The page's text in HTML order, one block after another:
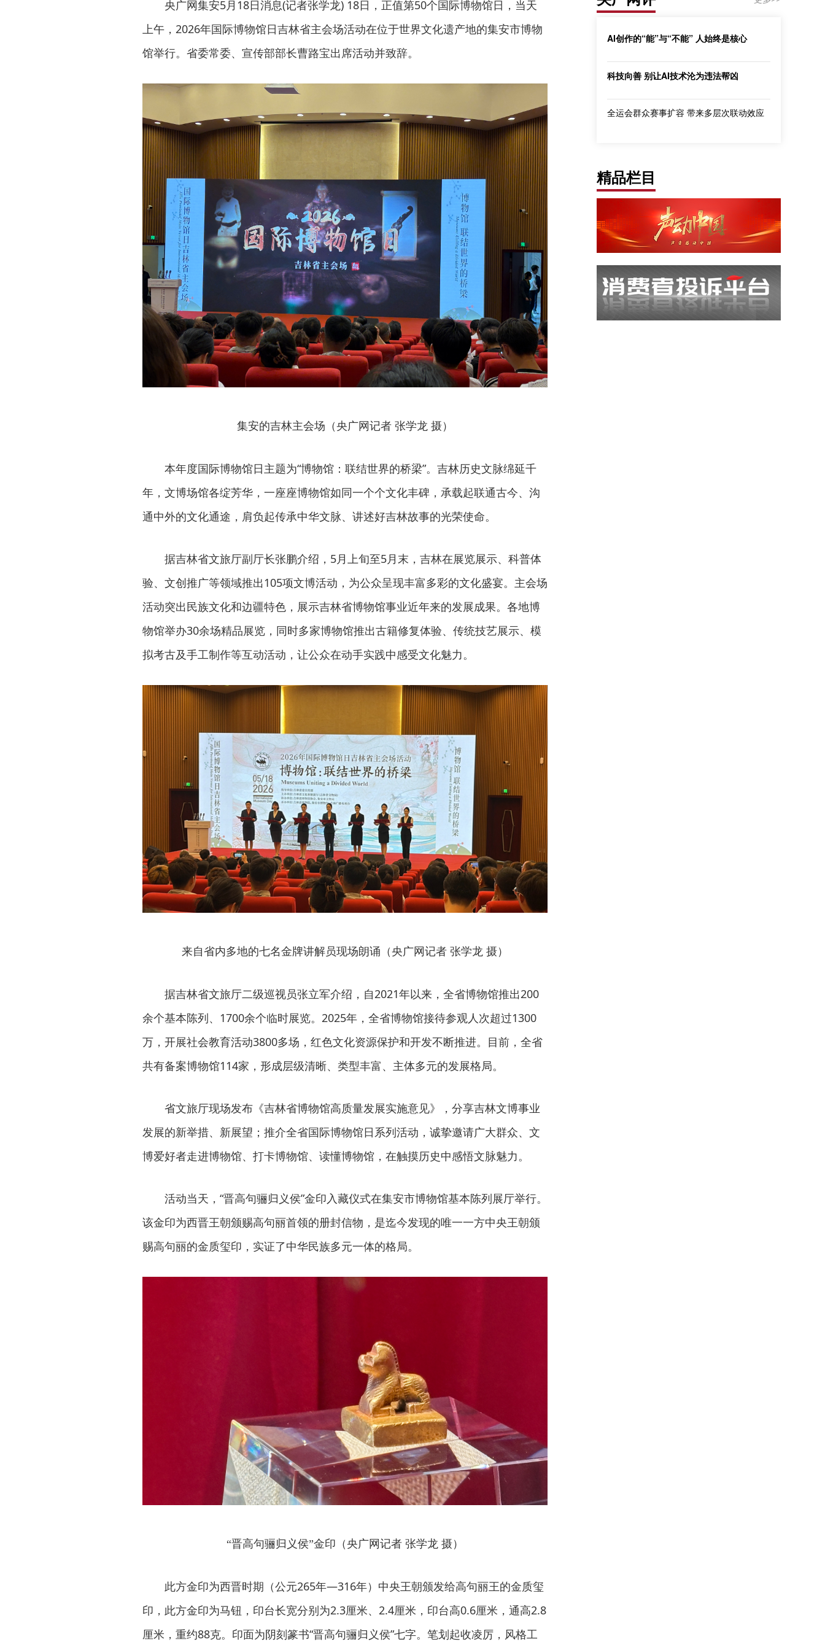
央广网集安5月18日消息(记者张学龙) 18日，正值第50个国际博物馆日，当天
上午，2026年国际博物馆日吉林省主会场活动在位于世界文化遗产地的集安市博物
馆举行。省委常委、宣传部部长曹路宝出席活动并致辞。
集安的吉林主会场（央广网记者 张学龙 摄）
本年度国际博物馆日主题为“博物馆：联结世界的桥梁”。吉林历史文脉绵延千
年，文博场馆各绽芳华，一座座博物馆如同一个个文化丰碑，承载起联通古今、沟
通中外的文化通途，肩负起传承中华文脉、讲述好吉林故事的光荣使命。
据吉林省文旅厅副厅长张鹏介绍，5月上旬至5月末，吉林在展览展示、科普体
验、文创推广等领域推出105项文博活动，为公众呈现丰富多彩的文化盛宴。主会场
活动突出民族文化和边疆特色，展示吉林省博物馆事业近年来的发展成果。各地博
物馆举办30余场精品展览，同时多家博物馆推出古籍修复体验、传统技艺展示、模
拟考古及手工制作等互动活动，让公众在动手实践中感受文化魅力。
来自省内多地的七名金牌讲解员现场朗诵（央广网记者 张学龙 摄）
据吉林省文旅厅二级巡视员张立军介绍，自2021年以来，全省博物馆推出200
余个基本陈列、1700余个临时展览。2025年，全省博物馆接待参观人次超过1300
万，开展社会教育活动3800多场，红色文化资源保护和开发不断推进。目前，全省
共有备案博物馆114家，形成层级清晰、类型丰富、主体多元的发展格局。
省文旅厅现场发布《吉林省博物馆高质量发展实施意见》，分享吉林文博事业
发展的新举措、新展望；推介全省国际博物馆日系列活动，诚挚邀请广大群众、文
博爱好者走进博物馆、打卡博物馆、读懂博物馆，在触摸历史中感悟文脉魅力。
活动当天，“晋高句骊归义侯”金印入藏仪式在集安市博物馆基本陈列展厅举行。
该金印为西晋王朝颁赐高句丽首领的册封信物，是迄今发现的唯一一方中央王朝颁
赐高句丽的金质玺印，实证了中华民族多元一体的格局。
“晋高句骊归义侯”金印（央广网记者 张学龙 摄）
此方金印为西晋时期（公元265年—316年）中央王朝颁发给高句丽王的金质玺
印，此方金印为马钮，印台长宽分别为2.3厘米、2.4厘米，印台高0.6厘米，通高2.8
厘米，重约88克。印面为阴刻篆书“晋高句骊归义侯”七字。笔划起收凌厉，风格工
AI创作的“能”与“不能” 人始终是核心
科技向善 别让AI技术沦为违法帮凶
全运会群众赛事扩容 带来多层次联动效应
精品栏目